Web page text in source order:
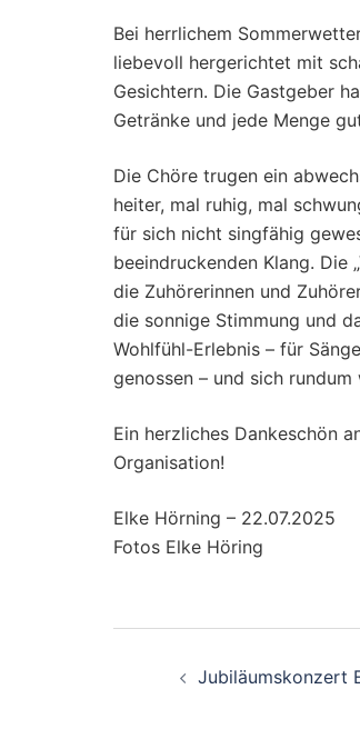
Bei herrlichem
liebevoll hergerichtet mit
Gesichtern. Die Gastgeber
Getränke und jede Menge
Die Chöre trugen ein
heiter, mal ruhig, mal
für sich nicht singfähig
beeindruckenden Klang. Die
die Zuhörerinnen und
die sonnige Stimmung und
Wohlfühl-Erlebnis – für
genossen – und sich
Ein herzliches Dankeschön
Organisation!
Elke Hörning – 22.07.2025
Fotos Elke Höring
Jubiläumskonzert